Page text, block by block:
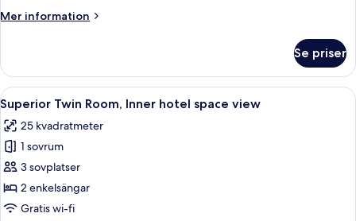
and
City
View
Mer information
Mer
Suite,
Queen
bed
and
City
View
Se priser
Öppna
alla
foton
för
Superior
Twin
Room,
Ett hotellrum med två sängar, en TV
5
Superior Twin Room, Inner hotel space view
25 kvadratmeter
1 sovrum
3 sovplatser
2 enkelsängar
Gratis wi-fi